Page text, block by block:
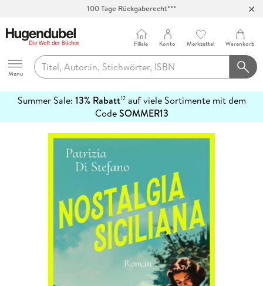
100 Tage Rückgaberecht***
Hugendubel
Menu
Filiale Konto Merkzettel Warenkorb
Summer Sale: 13% Rabatt12auf viele Sortimente mit dem
CodeSOMMER13
erfahren